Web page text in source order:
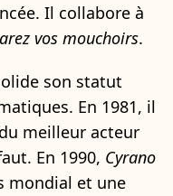
Il collabore à
vos mouchoirs.
son statut
En 1981, il
meilleur acteur
En 1990, Cyrano
mondial et une